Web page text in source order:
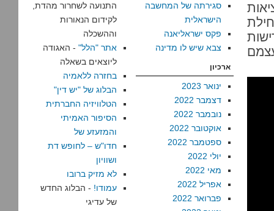
סגירתה של המחשבה
הישראלית
פקס ישראליאנה
צבא שיש לו מדינה
ארכיון
ינואר 2023
דצמבר 2022
נובמבר 2022
אוקטובר 2022
ספטמבר 2022
יולי 2022
מאי 2022
אפריל 2022
פברואר 2022
התנועה לשחרור מהדת,
לקידום הנאורות
וההשכלה
אתר "הלל" - האגודה
ליוצאים בשאלה
בחזרה ללאמיה
הבלוג של "יש דין"
הטלוויזיה החברתית
הסיפור האמיתי
והמזעזע של
חדו"ש – לחופש דת
ושוויון
לא מזיק ברובו
עמודו! - הבלוג החדש
של עדיגי